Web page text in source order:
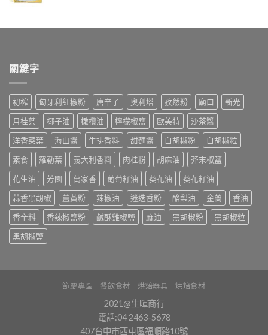
關鍵字
初榨 匈牙利紅椒粉 唐辛子 奧利塔 孜然粉 廟口
新光
月桂葉
椰子油 橄欖油 檸檬椒鹽 歐美特
沙茶醬
洋香菜葉
海山醬 牛排香料 甜麵醬 白胡椒粉
白胡椒粒
素食
羅勒葉 義大利香料 肉桂粉 胡麻油
芥末椒鹽
花生油
芳園 萬家香 葡萄籽油 葵花油
葵花籽油
蒜香黑胡椒
薑黃粉 辣椒油 迷迭香粉 酪梨油 金蘭
香油
香辛料
香辣椒鹽粉 鹹酥雞椒鹽 麻油 黑胡椒粉
黑胡椒粒
黑胡椒鹽
節慶專區 餐飲食材 烘焙器具 烘焙食材
2021@生暉商行
電話:04 2463-5678
407台中市西屯區福順路10號